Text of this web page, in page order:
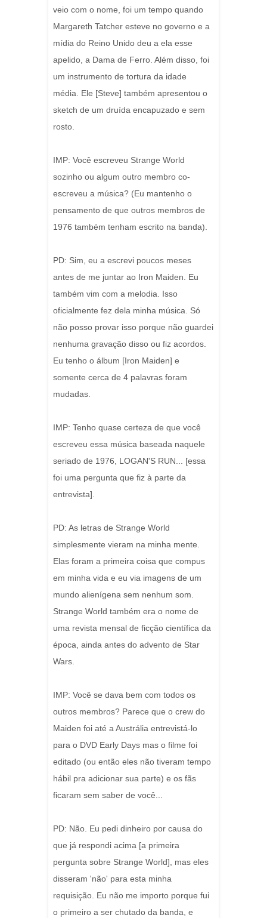
veio com o nome, foi um tempo quando
Margareth Tatcher esteve no governo e a
mídia do Reino Unido deu a ela esse
apelido, a Dama de Ferro. Além disso, foi
um instrumento de tortura da idade
média. Ele [Steve] também apresentou o
sketch de um druída encapuzado e sem
rosto.
IMP: Você escreveu Strange World
sozinho ou algum outro membro co-
escreveu a música? (Eu mantenho o
pensamento de que outros membros de
1976 também tenham escrito na banda).
PD: Sim, eu a escrevi poucos meses
antes de me juntar ao Iron Maiden. Eu
também vim com a melodia. Isso
oficialmente fez dela minha música. Só
não posso provar isso porque não guardei
nenhuma gravação disso ou fiz acordos.
Eu tenho o álbum [Iron Maiden] e
somente cerca de 4 palavras foram
mudadas.
IMP: Tenho quase certeza de que você
escreveu essa música baseada naquele
seriado de 1976, LOGAN'S RUN... [essa
foi uma pergunta que fiz à parte da
entrevista].
PD: As letras de Strange World
simplesmente vieram na minha mente.
Elas foram a primeira coisa que compus
em minha vida e eu via imagens de um
mundo alienígena sem nenhum som.
Strange World também era o nome de
uma revista mensal de ficção científica da
época, ainda antes do advento de Star
Wars.
IMP: Você se dava bem com todos os
outros membros? Parece que o crew do
Maiden foi até a Austrália entrevistá-lo
para o DVD Early Days mas o filme foi
editado (ou então eles não tiveram tempo
hábil pra adicionar sua parte) e os fãs
ficaram sem saber de você...
PD: Não. Eu pedi dinheiro por causa do
que já respondi acima [a primeira
pergunta sobre Strange World], mas eles
disseram 'não' para esta minha
requisição. Eu não me importo porque fui
o primeiro a ser chutado da banda, e